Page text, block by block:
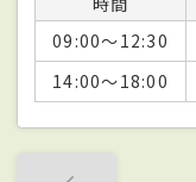
09:00～12:30
14:00～18:00